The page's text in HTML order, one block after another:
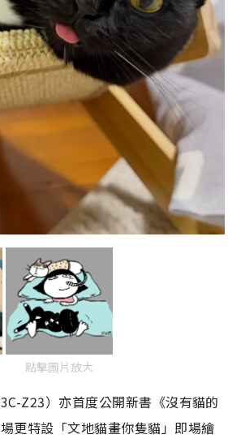
點擊圖片放大
Z23）亦首度公開新書《沒有貓的
更特設「文地貓畫你隻貓」即場繪